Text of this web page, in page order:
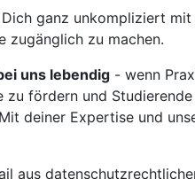
ganz unkompliziert
zugänglich zu machen.
uns lebendig - wenn
fördern und
deiner Expertise und
aus